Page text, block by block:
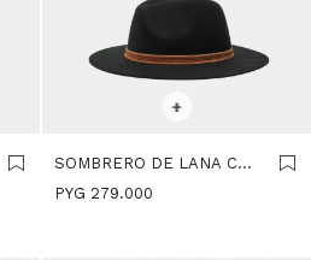
+
SOMBRERO DE LANA CON
CINTA - NEGRO
PYG 279.000